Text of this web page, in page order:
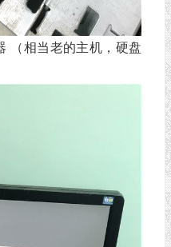
（相当老的主机，硬盘